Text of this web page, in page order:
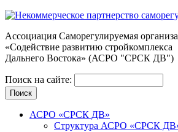
Ассоциация Cаморегулируемая
«Содействие развитию стройкомплекса
Дальнего Востока» (АСРО "СРСК ДВ")
Поиск на сайте:
АСРО «СРСК ДВ»
Структура АСРО «СРСК